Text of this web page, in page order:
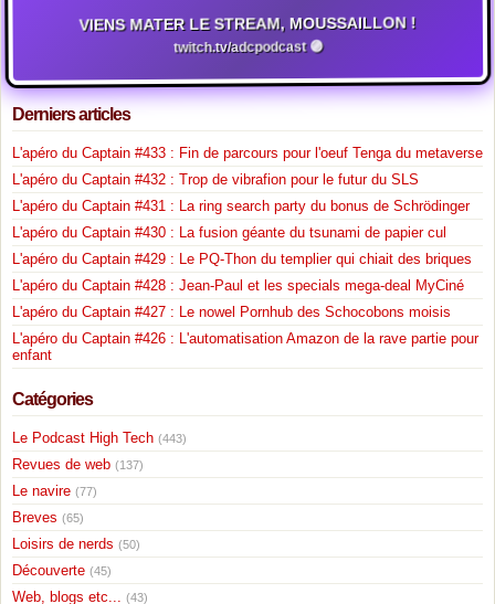
VIENS MATER LE STREAM, MOUSSAILLON !
twitch.tv/adcpodcast 🟣
Derniers articles
L'apéro du Captain #433 : Fin de parcours pour l'oeuf Tenga du metaverse
L'apéro du Captain #432 : Trop de vibrafion pour le futur du SLS
L'apéro du Captain #431 : La ring search party du bonus de Schrödinger
L'apéro du Captain #430 : La fusion géante du tsunami de papier cul
L'apéro du Captain #429 : Le PQ-Thon du templier qui chiait des briques
L'apéro du Captain #428 : Jean-Paul et les specials mega-deal MyCiné
L'apéro du Captain #427 : Le nowel Pornhub des Schocobons moisis
L'apéro du Captain #426 : L'automatisation Amazon de la rave partie pour
enfant
Catégories
Le Podcast High Tech (443)
Revues de web (137)
Le navire (77)
Breves (65)
Loisirs de nerds (50)
Découverte (45)
Web, blogs etc... (43)